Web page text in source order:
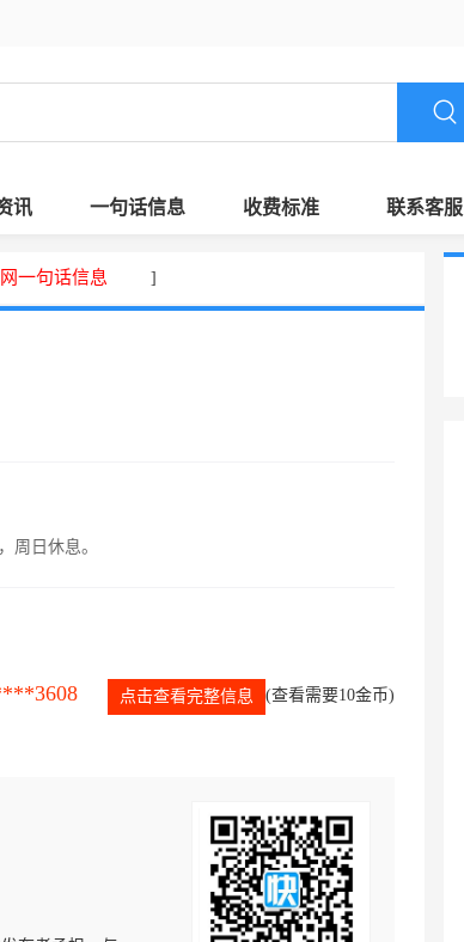
讯 一句话信息 收费标准 联系客服
一句话信息 ]
周日休息。
点击查看完整信息 (查看需要10金币)